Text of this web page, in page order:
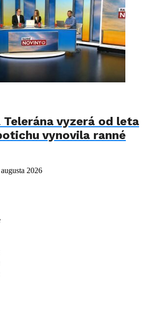
Telerána vyzerá od leta
vynovila ranné
2026